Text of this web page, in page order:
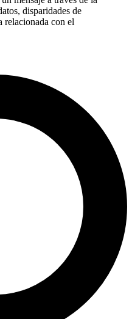
disparidades de
relacionada con el